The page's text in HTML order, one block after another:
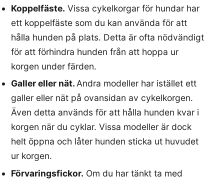
Koppelfäste. Vissa cykelkorgar för hundar har
ett koppelfäste som du kan använda för att
hålla hunden på plats. Detta är ofta nödvändigt
för att förhindra hunden från att hoppa ur
korgen under färden.
Galler eller nät. Andra modeller har istället ett
galler eller nät på ovansidan av cykelkorgen.
Även detta används för att hålla hunden kvar i
korgen när du cyklar. Vissa modeller är dock
helt öppna och låter hunden sticka ut huvudet
ur korgen.
Förvaringsfickor. Om du har tänkt ta med